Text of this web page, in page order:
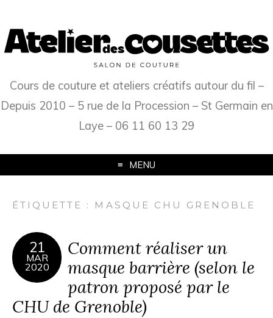
Cours de couture et ateliers créatifs autour du fil –
Depuis 2010 – 5 rue de la Procession – St Germain en
Laye – 06 11 60 13 29
MENU
ÉTIQUETTE : MASQUE CHU GRENOBLE
21
MAR
2020
Comment réaliser un
masque barrière (selon le
patron proposé par le
CHU de Grenoble)